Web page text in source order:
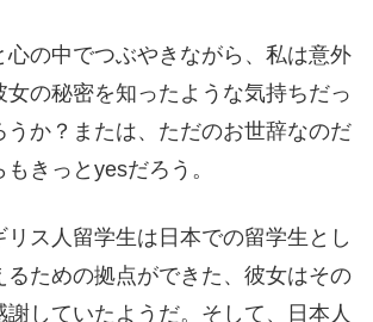
心の中でつぶやきながら、私は意外
女の秘密を知ったような気持ちだっ
うか？または、ただのお世辞なのだ
きっとyesだろう。
リス人留学生は日本での留学生とし
るための拠点ができた、彼女はその
謝していたようだ。そして、日本人